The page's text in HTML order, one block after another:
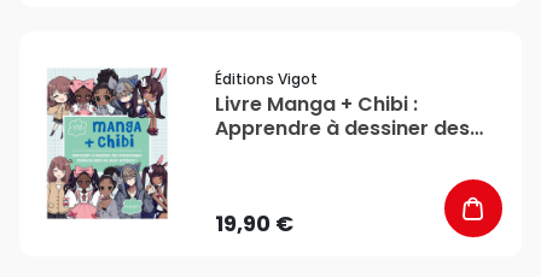
Éditions Vigot
Livre Manga + Chibi :
Apprendre à dessiner des
les deux versions ! - Éditions
19,90 €